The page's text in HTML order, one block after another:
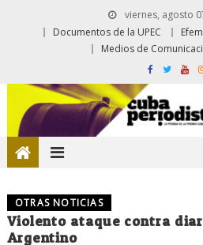
viernes, agosto
Documentos de la UPEC
Medios de
OTRAS NOTICIAS
Violento ataque contra
Argentino